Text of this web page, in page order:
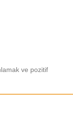
ve pozitif